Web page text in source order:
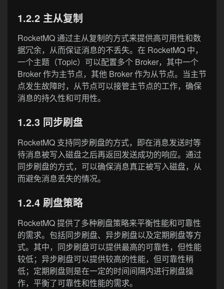
1.2.2 主从复制
RocketMQ 通过主从复制的方式来提供高可用性和数
据冗余，从而保证消息的不丢失。在 RocketMQ 中，
一个主题（Topic）可以配置多个 Broker，其中一个
Broker 作为主节点，其他 Broker 作为从节点。当主节
点发生故障时，从节点可以接管主节点的工作，确保
消息的持久性和可用性。
1.2.3 同步刷盘
RocketMQ 支持同步刷盘的方式，即在消息发送时等
待消息被写入磁盘之后再返回发送成功的响应。通过
同步刷盘的方式，可以确保消息真正被写入磁盘，从
而避免消息丢失的情况。
1.2.4 刷盘策略
RocketMQ 提供了多种刷盘策略来平衡性能和可靠性
的需求。包括同步刷盘、异步刷盘以及定期刷盘等方
式。其中，同步刷盘可以提供最高的可靠性，但性能
较低；异步刷盘可以提供较高的性能，但可靠性稍
低；定期刷盘则是在一定的时间间隔内进行刷盘操
作，平衡了可靠性和性能的需求。